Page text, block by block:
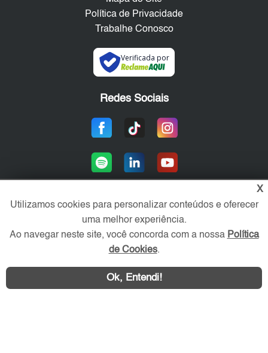
WhatsApp Contatar
Política de Privacidade
Trabalhe Conosco
Verificada por
Redes Sociais
Área exclusiva aos anunciantes,
acesse sua conta:
X
Utilizamos cookies para personalizar conteúdos e oferecer
uma melhor experiência.
Ao navegar neste site, você concorda com a nossa Política
de Cookies.
Ok, Entendi!